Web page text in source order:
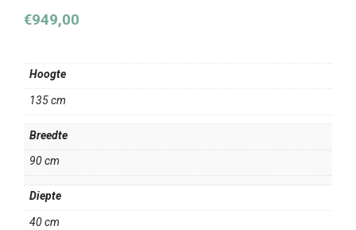
€949,00
Hoogte
135 cm
Breedte
90 cm
Diepte
40 cm